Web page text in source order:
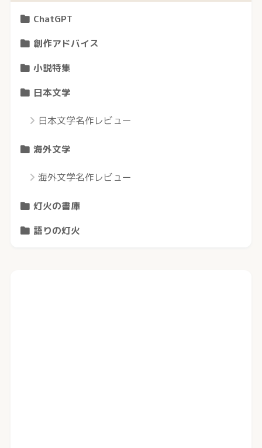
ChatGPT
創作アドバイス
小説特集
日本文学
日本文学名作レビュー
海外文学
海外文学名作レビュー
灯火の書庫
語りの灯火